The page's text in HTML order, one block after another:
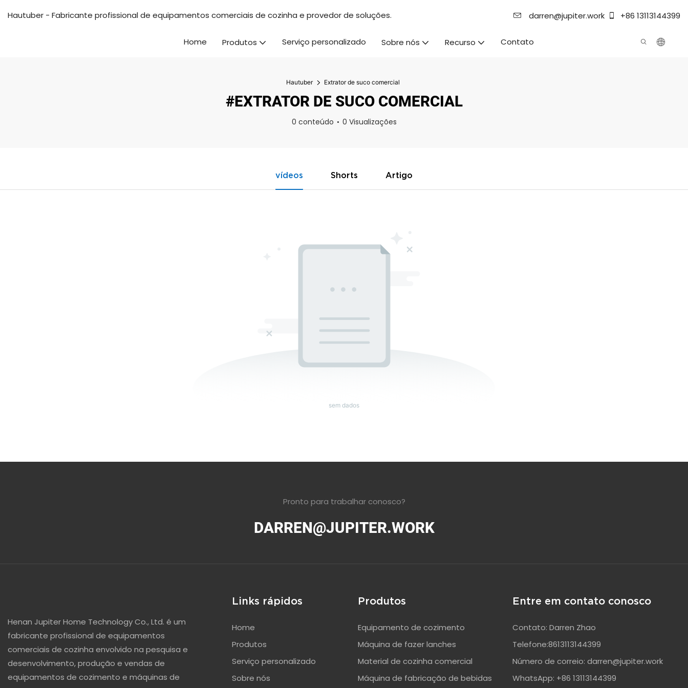
Hautuber - Fabricante profissional de equipamentos comerciais de cozinha e provedor de soluções. darren@jupiter.work +86 13113144399
Home Produtos Serviço personalizado Sobre nós Recurso Contato
Hautuber Extrator de suco comercial
#EXTRATOR DE SUCO COMERCIAL
0 conteúdo 0 Visualizações
vídeos Shorts Artigo
sem dados
Pronto para trabalhar conosco?
DARREN@JUPITER.WORK
Henan Jupiter Home Technology Co., Ltd. é um
fabricante profissional de equipamentos
comerciais de cozinha envolvido na pesquisa e
desenvolvimento, produção e vendas de
equipamentos de cozimento e máquinas de
Links rápidos
Home
Produtos
Serviço personalizado
Sobre nós
Produtos
Equipamento de cozimento
Máquina de fazer lanches
Material de cozinha comercial
Máquina de fabricação de bebidas
Entre em contato conosco
Contato: Darren Zhao
Telefone:8613113144399
Número de correio: darren@jupiter.work
WhatsApp: +86 13113144399